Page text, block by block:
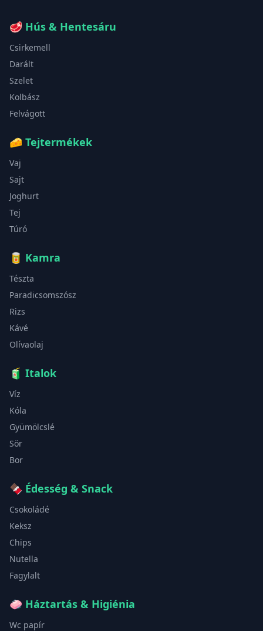
🥩 Hús & Hentesáru
Csirkemell
Darált
Szelet
Kolbász
Felvágott
🧀 Tejtermékek
Vaj
Sajt
Joghurt
Tej
Túró
🥫 Kamra
Tészta
Paradicsomszósz
Rizs
Kávé
Olívaolaj
🧃 Italok
Víz
Kóla
Gyümölcslé
Sör
Bor
🍫 Édesség & Snack
Csokoládé
Keksz
Chips
Nutella
Fagylalt
🧼 Háztartás & Higiénia
Wc papír